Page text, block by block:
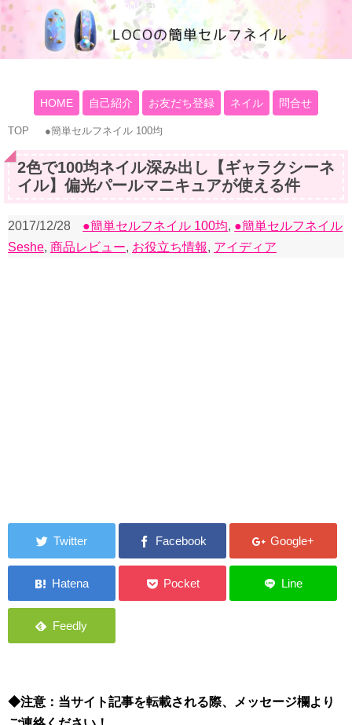
100均大好きママブログ
HOME 自己紹介 お友だち登録 ネイル 問合せ
TOP ●簡単セルフネイル 100均
2色で100均ネイル深み出し【ギャラクシーネ
イル】偏光パールマニキュアが使える件
2017/12/28 ●簡単セルフネイル 100均, ●簡単セルフネイル
Seshe, 商品レビュー, お役立ち情報, アイディア
◆注意：当サイト記事を転載される際、メッセージ欄より